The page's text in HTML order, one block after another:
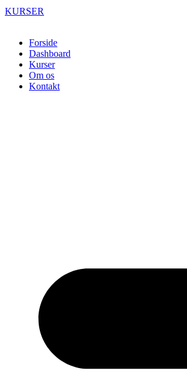
KURSER
Forside
Dashboard
Kurser
Om os
Kontakt